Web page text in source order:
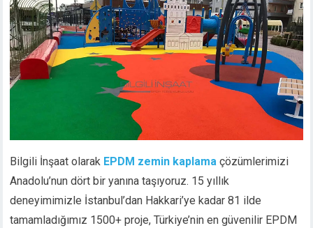
Bilgili İnşaat olarak EPDM zemin kaplama çözümlerimizi
Anadolu’nun dört bir yanına taşıyoruz. 15 yıllık
deneyimimizle İstanbul’dan Hakkari’ye kadar 81 ilde
tamamladığımız 1500+ proje, Türkiye’nin en güvenilir EPDM